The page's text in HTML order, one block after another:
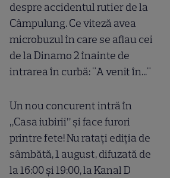
despre accidentul rutier de la
Câmpulung. Ce viteză avea
microbuzul în care se aflau cei
de la Dinamo 2 înainte de
intrarea în curbă: "A venit în..."
Un nou concurent intră în
„Casa iubirii” și face furori
printre fete! Nu ratați ediția de
sâmbătă, 1 august, difuzată de
la 16:00 și 19:00, la Kanal D